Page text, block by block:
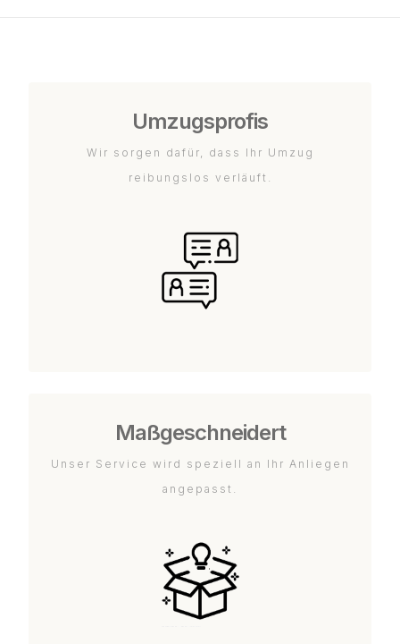
Umzugsprofis
Wir sorgen dafür, dass Ihr Umzug
reibungslos verläuft.
Maßgeschneidert
Unser Service wird speziell an Ihr Anliegen
angepasst.